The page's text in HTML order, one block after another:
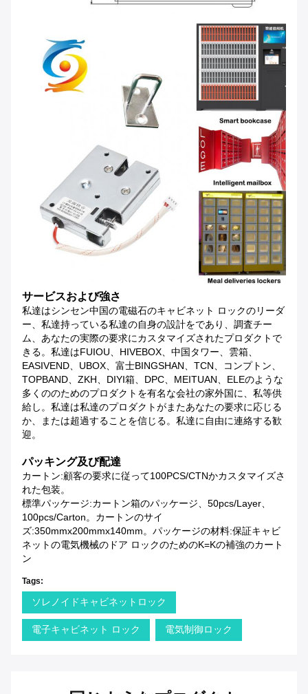
サービスおよび強さ
私達はシンセン中国の電磁石のキャビネット ロックのリーダ
ー、私達持っている私達の自身の設計をであり、調査チー
ム、あなたの実際の要求にカスタマイズされたプロダクトで
きる。私達はFUIOU、HIVEBOX、中国タワー、雲箱、
EASIVEND、UBOX、富士BINGSHAN、TCN、コンプトン、
TOPBAND、ZKH、DIYI箱、DPC、MEITUAN、ELEのような
多くののためのプロダクトを有名な会社の家外国に、私等供
給し。私達は私達のプロダクトがまたあなたの要求に応じる
か、または超過することを信じる。私達に自由に連絡する歓
迎。
パッキング及び配達
カートン:顧客の要求に従って100PCS/CTNかカスタマイズさ
れた包装。
標準パッケージ:カートン箱のパッケージ、50pcs/layer、
100pcs/carton。カートンのサイ
ズ:350mmx200mmx140mm。パッケージの材料:保証キャビ
ネットの電気機械のドア ロックのためのK=Kの補強のカート
ン
Tags:
ソレノイドキャビネットロック
電子キャビネット ロック 電気制御ロック